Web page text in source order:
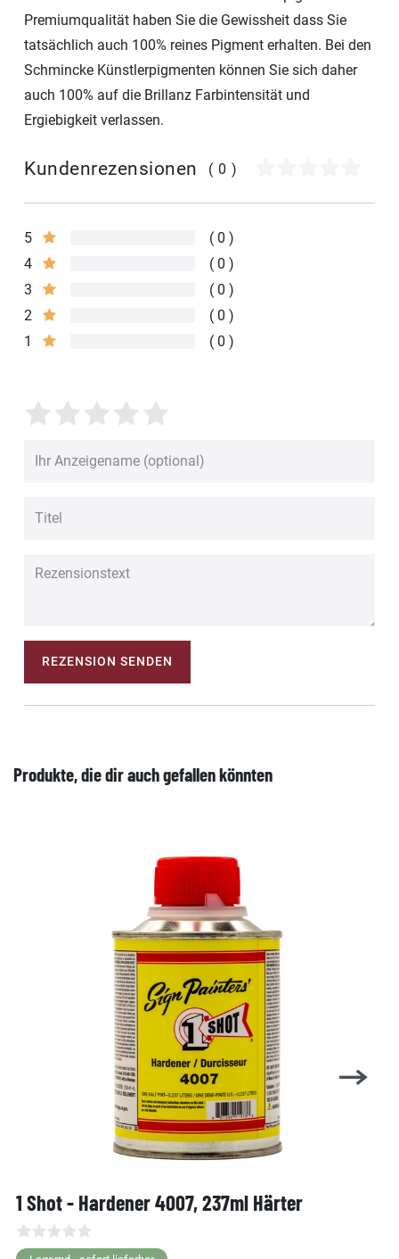
Premiumqualität haben Sie die Gewissheit dass Sie
tatsächlich auch 100% reines Pigment erhalten. Bei den
Schmincke Künstlerpigmenten können Sie sich daher
auch 100% auf die Brillanz Farbintensität und
Ergiebigkeit verlassen.
Kundenrezensionen (0)
5
0
4
0
3
0
2
0
1
0
REZENSION SENDEN
Produkte, die dir auch gefallen könnten
1 Shot - Hardener 4007, 237ml Härter